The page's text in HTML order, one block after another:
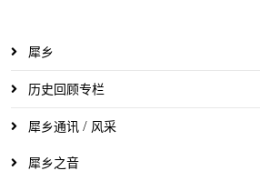
犀乡
历史回顾专栏
犀乡通讯 / 风采
犀乡之音